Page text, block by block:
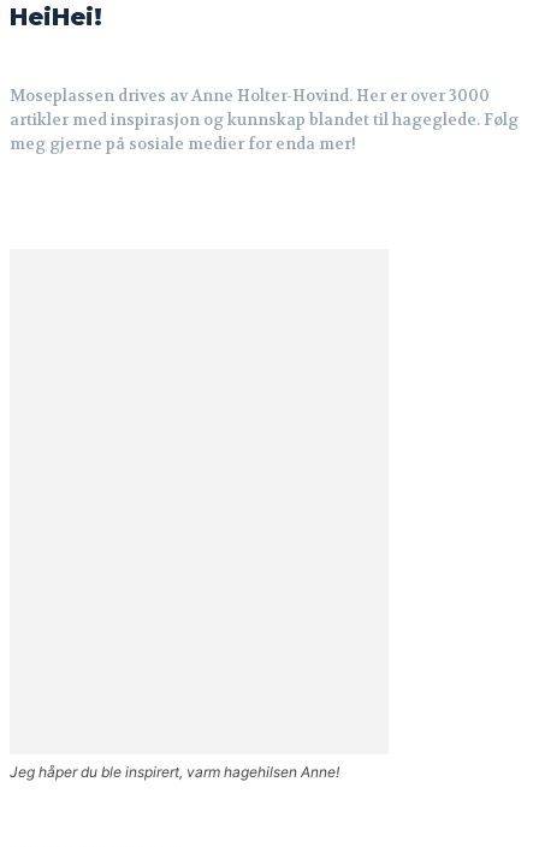
HeiHei!
Moseplassen drives av Anne Holter-Hovind. Her er over 3000
artikler med inspirasjon og kunnskap blandet til hageglede. Følg
meg gjerne på sosiale medier for enda mer!
Jeg håper du ble inspirert, varm hagehilsen Anne!